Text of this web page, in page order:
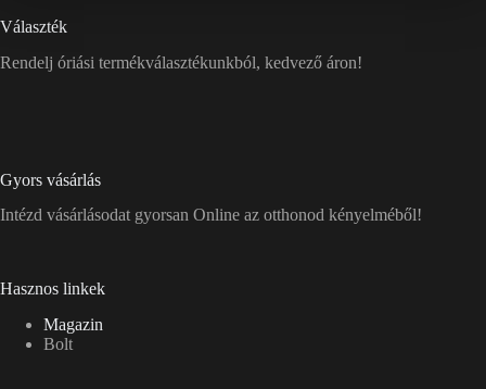
Választék
Rendelj óriási termékválasztékunkból, kedvező áron!
Gyors vásárlás
Intézd vásárlásodat gyorsan Online az otthonod kényelméből!
Hasznos linkek
Magazin
Bolt